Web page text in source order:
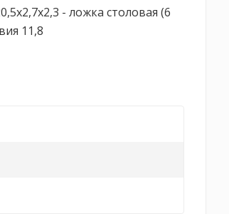
- ложка столовая (6
11,8